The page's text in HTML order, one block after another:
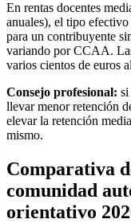
En rentas docentes
anuales), el tipo
para un contribuyente
variando por CCAA.
varios cientos de euros
Consejo profesional: si
llevar menor retención
elevar la retención
mismo.
Comparativa
comunidad
orientativo